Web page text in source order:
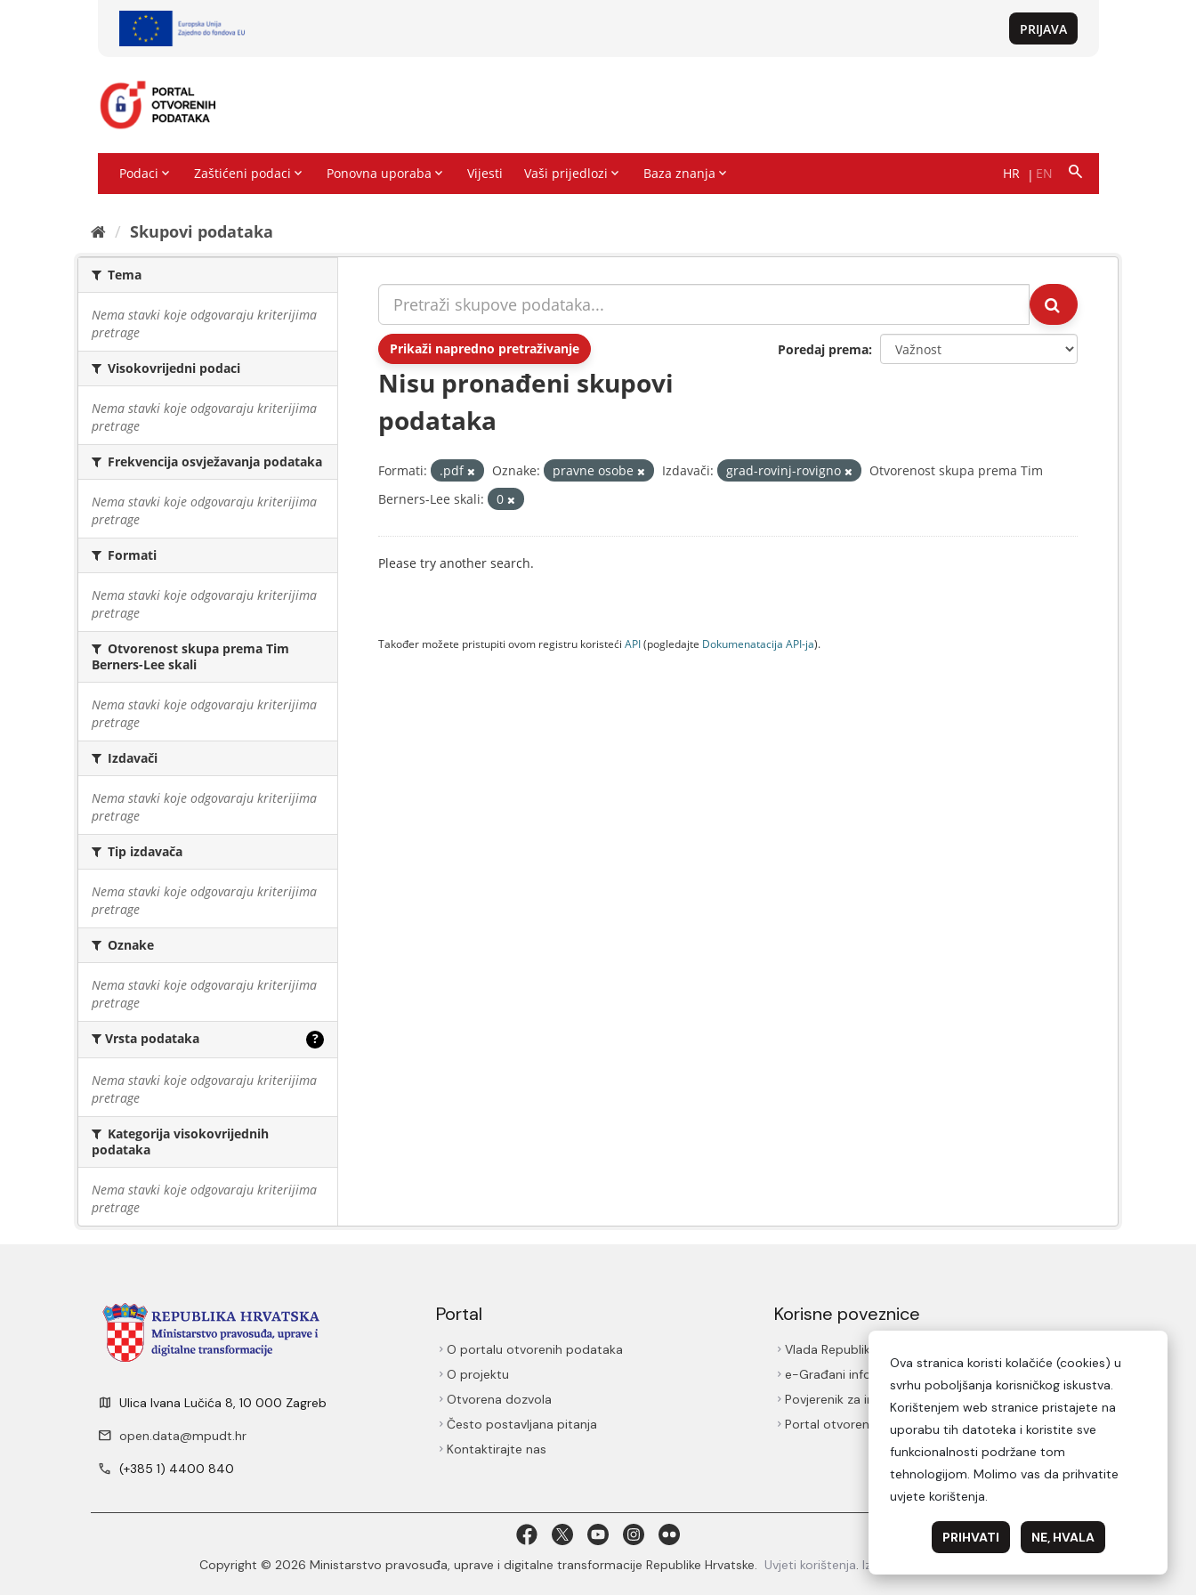
Skupovi podаtаkа
Tema
Nema stavki koje odgovaraju kriterijima
pretrage
Visokovrijedni podaci
Nema stavki koje odgovaraju kriterijima
pretrage
Frekvencija osvježavanja podataka
Nema stavki koje odgovaraju kriterijima
pretrage
Formati
Nema stavki koje odgovaraju kriterijima
pretrage
Otvorenost skupa prema Tim
Berners-Lee skali
Nema stavki koje odgovaraju kriterijima
pretrage
Izdavači
Nema stavki koje odgovaraju kriterijima
pretrage
Tip izdavača
Nema stavki koje odgovaraju kriterijima
pretrage
Oznake
Nema stavki koje odgovaraju kriterijima
pretrage
Vrsta podataka ?
Nema stavki koje odgovaraju kriterijima
pretrage
Kategorija visokovrijednih
podataka
Nema stavki koje odgovaraju kriterijima
pretrage
Prikaži napredno pretraživanje Poredaj prema
Nisu pronađeni skupovi
podataka
Formati: .pdf Oznake: pravne osobe Izdavači: grad-rovinj-rovigno
Otvorenost skupa prema Tim
Berners-Lee skali:
0
Please try another search.
Također možete pristupiti ovom registru koristeći API(pogledajte Dokumenаtаcijа API-jа).